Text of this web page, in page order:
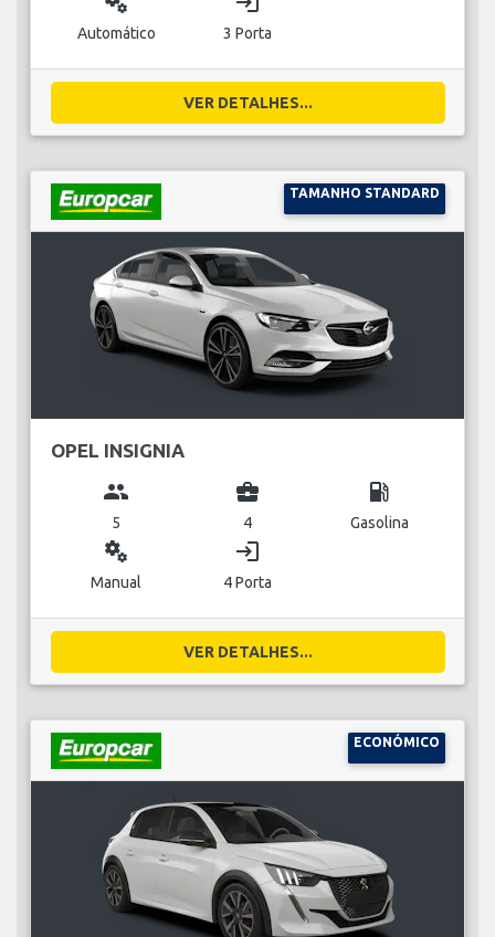
Automático 3 Porta
VER DETALHES...
TAMANHO STANDARD
OPEL INSIGNIA
group
5
business_center
4
local_gas_station
Gasolina
miscellaneous_services
Manual
login
4 Porta
VER DETALHES...
ECONÓMICO